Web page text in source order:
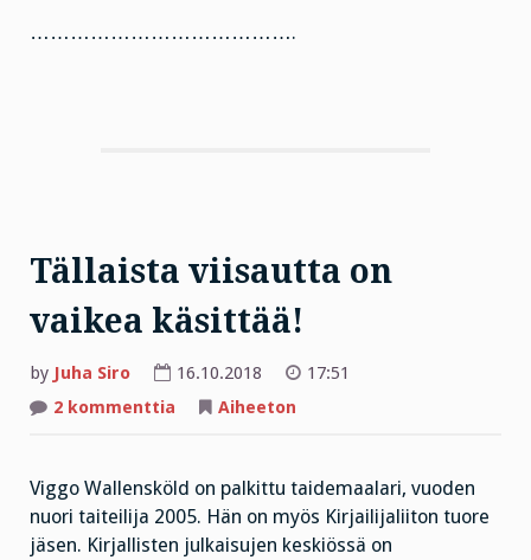
………………………………….
Tällaista viisautta on
vaikea käsittää!
by Juha Siro 16.10.2018
17:51
2 kommenttia artikkeliin
käsittää!
Aiheeton
Viggo Wallensköld on palkittu taidemaalari, vuoden
nuori taiteilija 2005. Hän on myös Kirjailijaliiton tuore
jäsen. Kirjallisten julkaisujen keskiössä on